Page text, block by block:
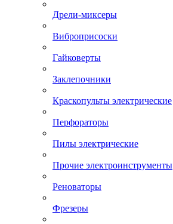
Дрели-миксеры
Виброприсоски
Гайковерты
Заклепочники
Краскопульты электрические
Перфораторы
Пилы электрические
Прочие электроинструменты
Реноваторы
Фрезеры